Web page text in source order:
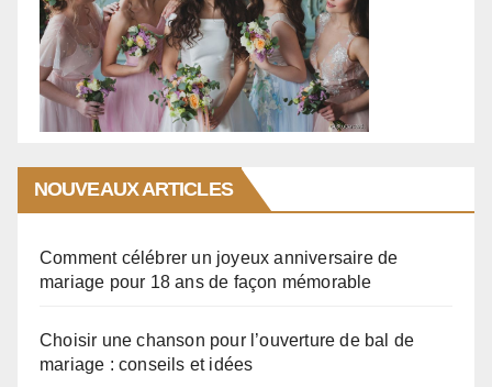
NOUVEAUX ARTICLES
Comment célébrer un joyeux anniversaire de
mariage pour 18 ans de façon mémorable
Choisir une chanson pour l’ouverture de bal de
mariage : conseils et idées